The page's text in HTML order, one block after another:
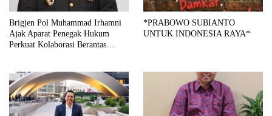
Brigjen Pol Muhammad Irhamni
Ajak Aparat Penegak Hukum
Perkuat Kolaborasi Berantas
*PRABOWO SUBIANTO
UNTUK INDONESIA RAYA*